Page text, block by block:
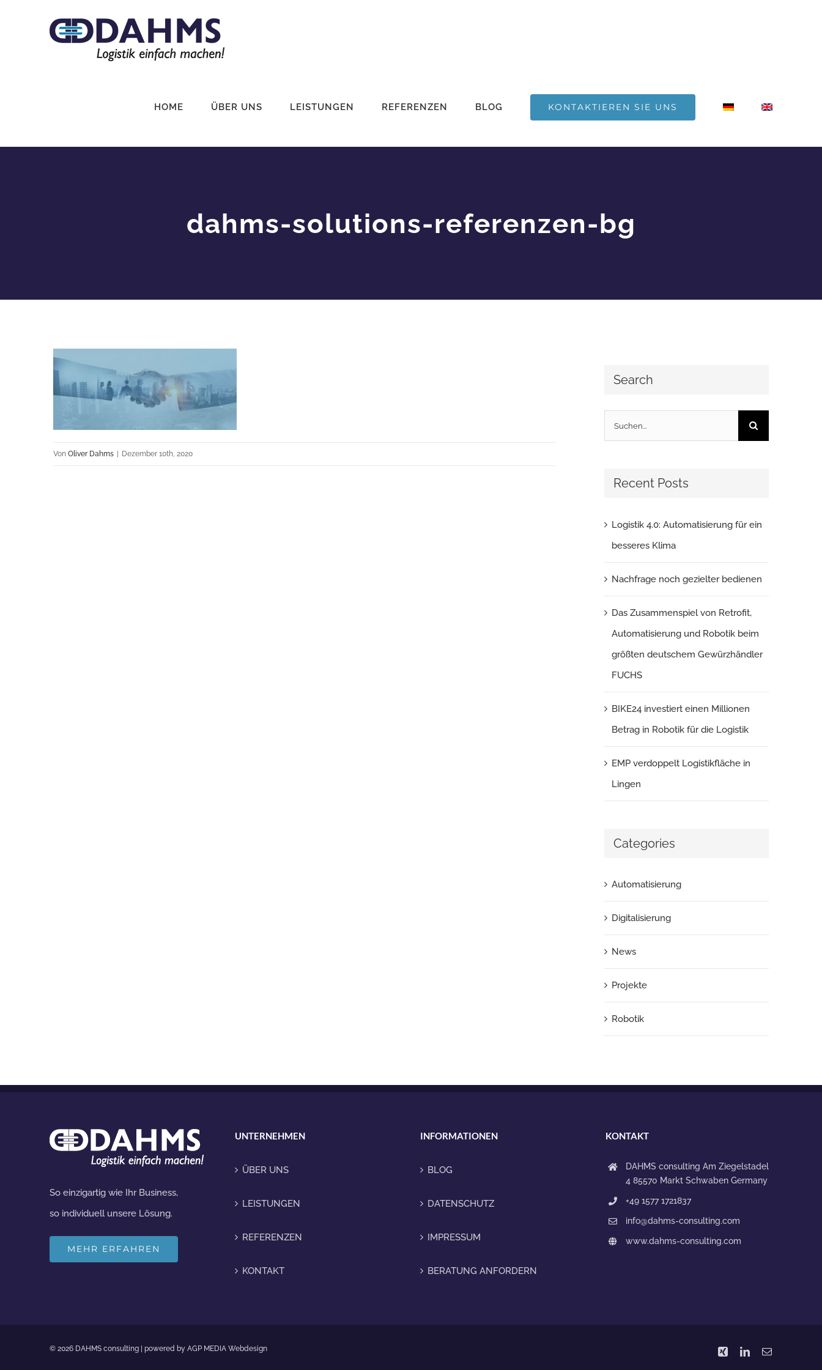
HOME ÜBER UNS LEISTUNGEN REFERENZEN BLOG KONTAKTIEREN SIE UNS
dahms-solutions-referenzen-bg
Von Oliver Dahms Dezember 10th, 2020
Search
Suche
nach:
Recent Posts
Logistik 4.0: Automatisierung für ein
besseres Klima
Nachfrage noch gezielter bedienen
Das Zusammenspiel von Retrofit,
Automatisierung und Robotik beim
größten deutschem Gewürzhändler
FUCHS
BIKE24 investiert einen Millionen
Betrag in Robotik für die Logistik
EMP verdoppelt Logistikfläche in
Lingen
Categories
Automatisierung
Digitalisierung
News
Projekte
Robotik
So einzigartig wie Ihr Business,
so individuell unsere Lösung.
MEHR ERFAHREN
UNTERNEHMEN
ÜBER UNS
LEISTUNGEN
REFERENZEN
KONTAKT
INFORMATIONEN
BLOG
DATENSCHUTZ
IMPRESSUM
BERATUNG ANFORDERN
KONTAKT
DAHMS consulting Am Ziegelstadel
4 85570 Markt Schwaben Germany
+49 1577 1721837
info@dahms-consulting.com
www.dahms-consulting.com
© 2026 DAHMS consulting | powered byAGP MEDIA Webdesign Xing LinkedIn
E-